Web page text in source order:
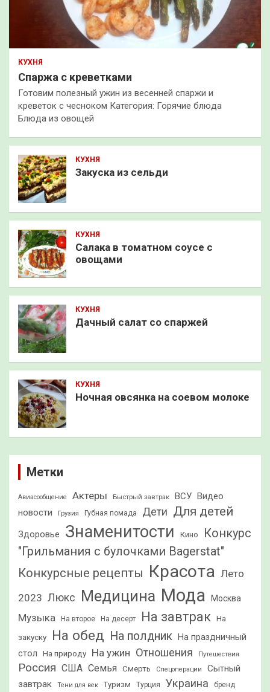
КУХНЯ
Спаржа с креветками
Готовим полезный ужин из весенней спаржи и
креветок с чесноком Категория: Горячие блюда
Блюда из овощей
КУХНЯ
Закуска из сельди
КУХНЯ
Салака в томатном соусе с
овощами
КУХНЯ
Дачный салат со спаржей
КУХНЯ
Ночная овсянка на соевом молоке
Метки
Авиасообщение Актеры Быстрый завтрак ВСУ Видео
новости
Грузия Губная помада Дети Для детей
Здоровье Знаменитости Кино
Конкурс
"Грильмания с булочками Bagerstat"
Конкурсные рецепты Красота Лето
2023 Люкс Медицина Мода Москва
Музыка На второе На десерт На завтрак На
закуску На обед На полдник На праздничный
стол
На природу На ужин Отношения Путешествия
Россия США Семья Смерть Спецоперации
Сытный
завтрак
Тени для век Туризм Турция Украина бренд